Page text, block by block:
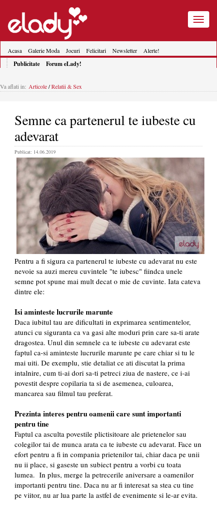
Toggle
Acasa Galerie Moda Jocuri Felicitari Newsletter Alerte!
Publicitate Forum eLady!
Va aflati in: Articole/Relatii & Sex
Semne ca partenerul te iubeste cu
adevarat
Publicat: 14.06.2019
Pentru a fi sigura ca partenerul te iubeste cu adevarat nu este
nevoie sa auzi mereu cuvintele "te iubesc" fiindca unele
semne pot spune mai mult decat o mie de cuvinte. Iata cateva
dintre ele:
Isi aminteste lucrurile marunte
Daca iubitul tau are dificultati in exprimarea sentimentelor,
atunci cu siguranta ca va gasi alte moduri prin care sa-ti arate
dragostea. Unul din semnele ca te iubeste cu adevarat este
faptul ca-si aminteste lucrurile marunte pe care chiar si tu le
mai uiti. De exemplu, stie detaliat ce ati discutat la prima
intalnire, cum ti-ai dori sa-ti petreci ziua de nastere, ce i-ai
povestit despre copilaria ta si de asemenea, culoarea,
mancarea sau filmul tau preferat.
Prezinta interes pentru oamenii care sunt importanti
pentru tine
Faptul ca asculta povestile plictisitoare ale prietenelor sau
colegilor tai de munca arata ca te iubeste cu adevarat. Face un
efort pentru a fi in compania prietenilor tai, chiar daca pe unii
nu ii place, si gaseste un subiect pentru a vorbi cu toata
lumea. In plus, merge la petrecerile aniversare a oamenilor
importanti pentru tine. Daca nu ar fi interesat sa stea cu tine
pe viitor, nu ar lua parte la astfel de evenimente si le-ar evita.